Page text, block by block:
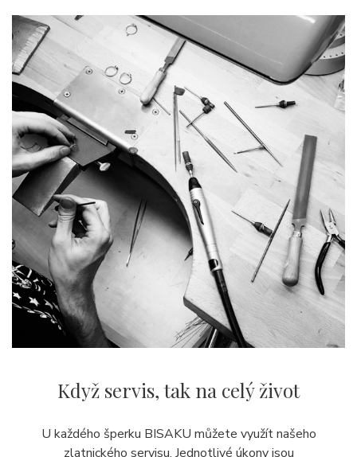
Když servis,tak na celý život
U každého šperku BISAKU můžete využít našeho
zlatnického servisu. Jednotlivé úkony jsou